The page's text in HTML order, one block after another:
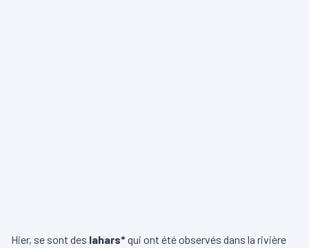
Hier, se sont des lahars* qui ont été observés dans la rivière